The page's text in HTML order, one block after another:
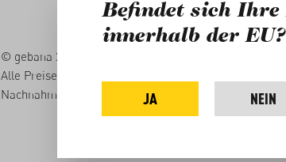
© gebana 2026. Alle Rechte vorbehalten.
Alle Preise im Onlineshop inkl. gesetzlicher
Nachnahmegebühren, wenn nicht anders angegeben.
Befindet sich Ihre
innerhalb der EU?
JA NEIN